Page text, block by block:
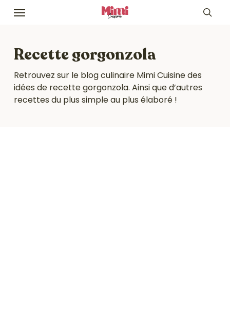
Skip
content
Menu
Recette gorgonzola
Retrouvez sur le blog culinaire Mimi Cuisine des
idées de recette gorgonzola. Ainsi que d’autres
recettes du plus simple au plus élaboré !